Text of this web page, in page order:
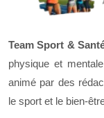
Team Sport &
physique et
animé par des
le sport et le bien-